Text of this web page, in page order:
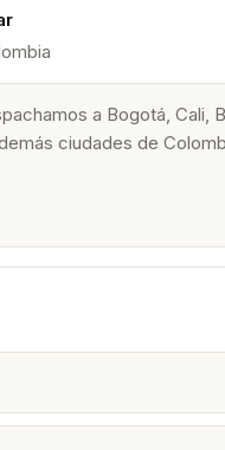
a Bogotá, Cali,
ciudades de